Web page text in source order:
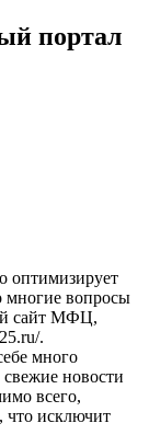
портал
оптимизирует
многие вопросы
сайт МФЦ,
.
много
новости
всего,
что исключит